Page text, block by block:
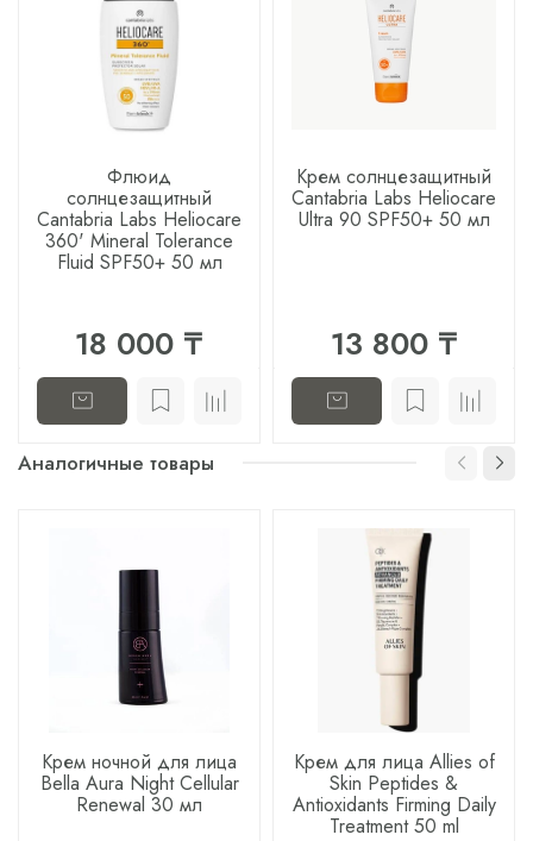
Флюид
солнцезащитный
Cantabria Labs Heliocare
360' Mineral Tolerance
Fluid SPF50+ 50 мл
18 000 ₸
Крем солнцезащитный
Cantabria Labs Heliocare
Ultra 90 SPF50+ 50 мл
13 800 ₸
Аналогичные товары
Крем ночной для лица
Bella Aura Night Cellular
Renewal 30 мл
Крем для лица Allies of
Skin Peptides &
Antioxidants Firming Daily
Treatment 50 ml